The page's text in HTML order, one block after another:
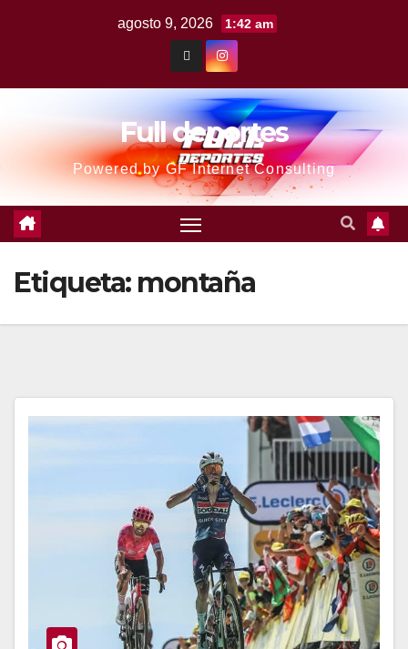
agosto 9, 2026 1:42 am
Full deportes
Powered by GF Internet Consulting
Etiqueta: montaña